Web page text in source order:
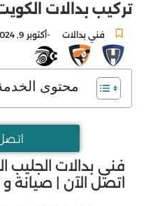
تركيب بدالات
فني بدالات -أكتوبر 9, 2024
محتوى
فني بدالات الجليب
اتصل الآن | صيانة و